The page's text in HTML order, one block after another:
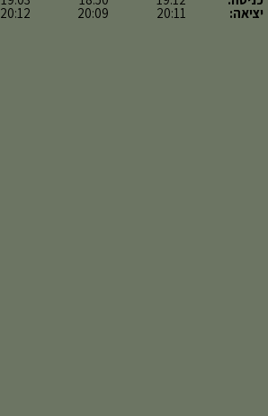
יציאה: 20:11
20:09
20:12